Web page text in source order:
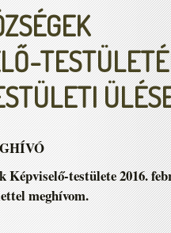
Képviselő-testülete 2016.
meghívom.